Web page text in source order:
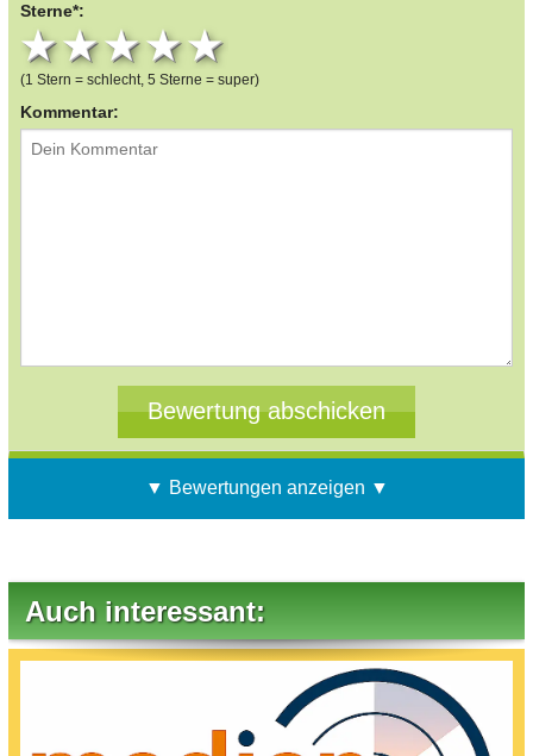
Sterne*:
4 stars
3 stars
2 stars
1 star
(1 Stern = schlecht, 5 Sterne = super)
Kommentar:
▼ Bewertungen anzeigen ▼
Auch interessant: